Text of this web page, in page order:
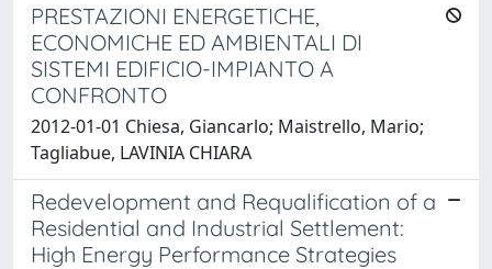
PRESTAZIONI ENERGETICHE,
ECONOMICHE ED AMBIENTALI DI
SISTEMI EDIFICIO-IMPIANTO A
CONFRONTO
2012-01-01 Chiesa, Giancarlo; Maistrello, Mario;
Tagliabue, LAVINIA CHIARA
Redevelopment and Requalification of a
Residential and Industrial Settlement:
High Energy Performance Strategies